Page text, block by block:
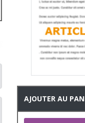
AJOUTER AU